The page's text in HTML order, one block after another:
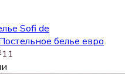
Sofi de
белье евро